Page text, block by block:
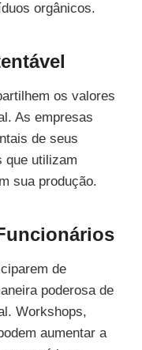
orgânicos.
os valores
As empresas
de seus
que utilizam
sua produção.
de
poderosa de
Workshops,
aumentar a